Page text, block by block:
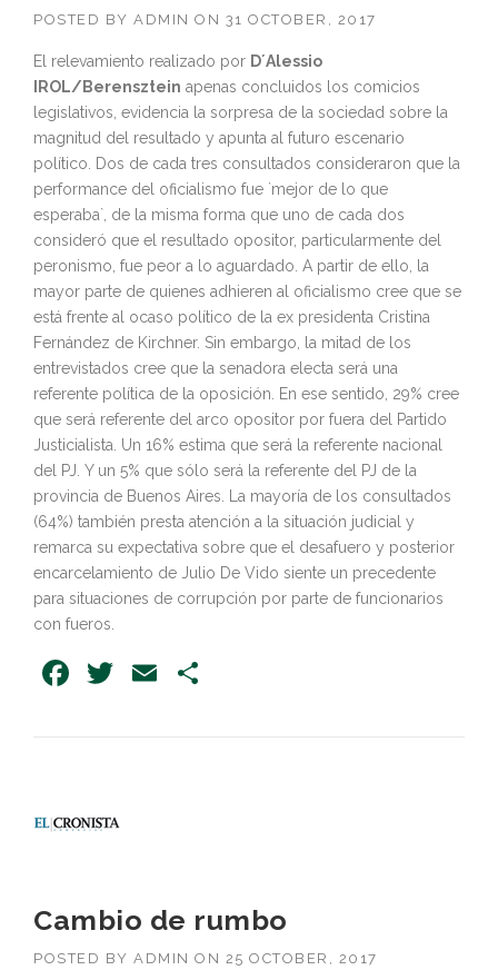
POSTED BY ADMIN ON 31 OCTOBER, 2017
El relevamiento realizado por D´Alessio
IROL/Berensztein apenas concluidos los comicios
legislativos, evidencia la sorpresa de la sociedad sobre la
magnitud del resultado y apunta al futuro escenario
político. Dos de cada tres consultados consideraron que la
performance del oficialismo fue `mejor de lo que
esperaba`, de la misma forma que uno de cada dos
consideró que el resultado opositor, particularmente del
peronismo, fue peor a lo aguardado. A partir de ello, la
mayor parte de quienes adhieren al oficialismo cree que se
está frente al ocaso político de la ex presidenta Cristina
Fernández de Kirchner. Sin embargo, la mitad de los
entrevistados cree que la senadora electa será una
referente política de la oposición. En ese sentido, 29% cree
que será referente del arco opositor por fuera del Partido
Justicialista. Un 16% estima que será la referente nacional
del PJ. Y un 5% que sólo será la referente del PJ de la
provincia de Buenos Aires. La mayoría de los consultados
(64%) también presta atención a la situación judicial y
remarca su expectativa sobre que el desafuero y posterior
encarcelamiento de Julio De Vido siente un precedente
para situaciones de corrupción por parte de funcionarios
con fueros.
Facebook
Twitter
Email
Cambio de rumbo
POSTED BY ADMIN ON 25 OCTOBER, 2017